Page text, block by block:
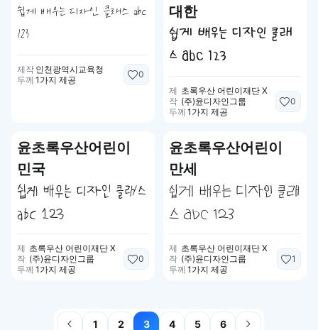
쉽게 배우는 디자인 클래스 abc
123
제작 인천광역시교육청
두께 1가지 제공
0
대한
쉽게 배우는 디자인 클래
스 abc 123
제
작
초록우산 어린이재단 X
(주)윤디자인그룹
두께 1가지 제공
0
윤초록우산어린이
민국
쉽게 배우는 디자인 클래스
abc 123
제
작
초록우산 어린이재단 X
(주)윤디자인그룹
두께 1가지 제공
0
윤초록우산어린이
만세
쉽게 배우는 디자인 클래
스 abc 123
제
작
초록우산 어린이재단 X
(주)윤디자인그룹
두께 1가지 제공
1
1 2 3 4 5 6